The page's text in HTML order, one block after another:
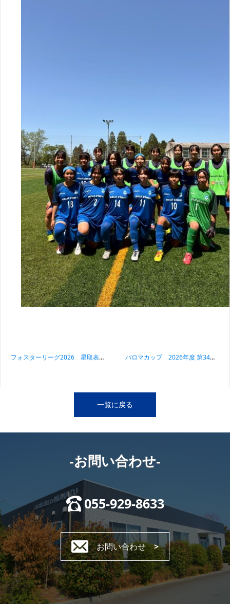
フォスターリーグ2026 星取表 最新情報 5/10 パロマカップ 2026年度 第34回 日本クラブユース選手権(U-15)大会 静岡県予選 決勝トーナメント1回戦 アスルクラロ沼津U15試合結果
一覧に戻る
-お問い合わせ-
055-929-8633
お問い合わせ